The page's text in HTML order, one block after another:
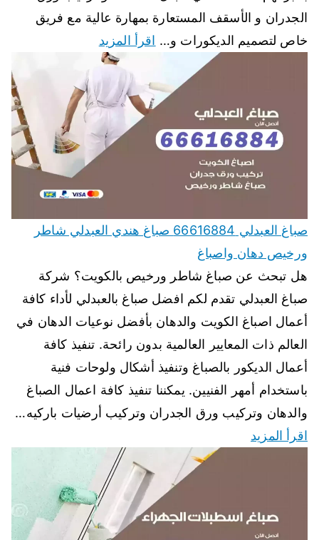
الجدران و الأسقف المستعارة بمهارة عالية مع فريق
خاص لتصميم الديكورات و… اقرأ المزيد
صباغ العبدلي 66616884 صباغ هندي العبدلي شاطر
ورخيص دهان واصباغ
هل تبحث عن صباغ شاطر ورخيص بالكويت؟ شركة
صباغ العبدلي تقدم لكم افضل صباغ بالعبدلي لأداء كافة
أعمال اصباغ الكويت والدهان بأفضل نوعيات الدهان في
العالم ذات المعايير العالمية بدون رائحة. تنفيذ كافة
أعمال الديكور بالصباغ وتنفيذ أشكال ولوحات فنية
باستخدام أمهر الفنيين. يمكننا تنفيذ كافة اعمال الصباغ
والدهان وتركيب ورق الجدران وتركيب أرضيات باركيه…
اقرأ المزيد